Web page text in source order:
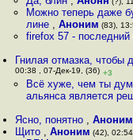
Можно теперь даже
лине , Аноним (83),
firefox 57 - последний
Гнилая отмазка, чтобы
00:38 , 07-Дек-19, (36) +3
Всё хуже, чем ты
альянса является
Ясно, понятно ,Аноним
Щито ,Аноним (42),